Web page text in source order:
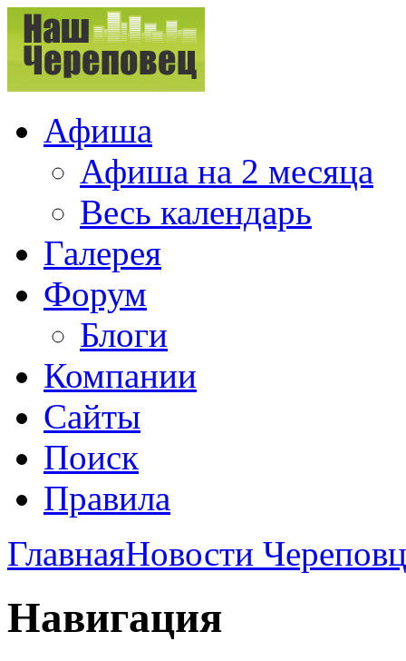
Афиша
Афиша на 2 месяца
Весь календарь
Галерея
Форум
Блоги
Компании
Сайты
Поиск
Правила
ГлавнаяНовости
Навигация